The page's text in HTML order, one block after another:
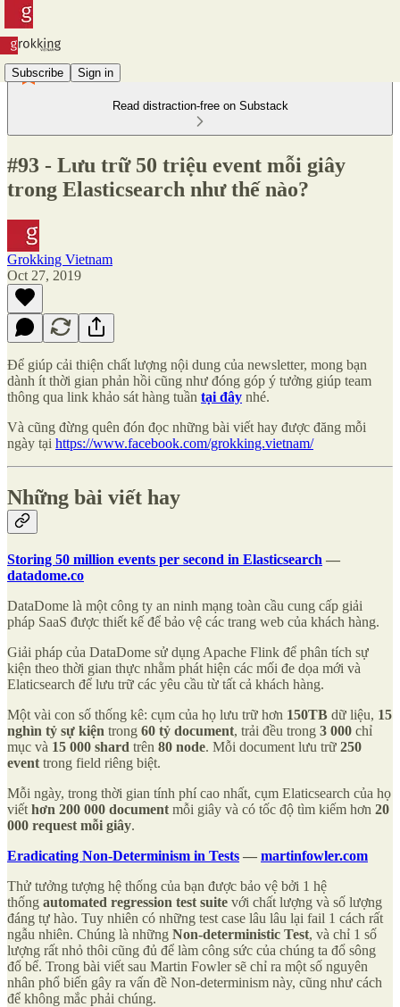
Subscribe Sign in
Read distraction-free on Substack
#93 - Lưu trữ 50 triệu event mỗi giây
trong Elasticsearch như thế nào?
Grokking Vietnam
Oct 27, 2019
Để giúp cải thiện chất lượng nội dung của newsletter, mong bạn
dành ít thời gian phản hồi cũng như đóng góp ý tưởng giúp team
thông qua link khảo sát hàng tuần tại đây nhé.
Và cũng đừng quên đón đọc những bài viết hay được đăng mỗi
ngày tại https://www.facebook.com/grokking.vietnam/
Những bài viết hay
Storing 50 million events per second in Elasticsearch —
datadome.co
DataDome là một công ty an ninh mạng toàn cầu cung cấp giải
pháp SaaS được thiết kế để bảo vệ các trang web của khách hàng.
Giải pháp của DataDome sử dụng Apache Flink để phân tích sự
kiện theo thời gian thực nhằm phát hiện các mối đe dọa mới và
Elaticsearch để lưu trữ các yêu cầu từ tất cả khách hàng.
Một vài con số thống kê: cụm của họ lưu trữ hơn 150TB dữ liệu, 15
nghìn tỷ sự kiện trong 60 tỷ document, trải đều trong 3 000 chỉ
mục và 15 000 shard trên 80 node. Mỗi document lưu trữ 250
event trong field riêng biệt.
Mỗi ngày, trong thời gian tính phí cao nhất, cụm Elaticsearch của họ
viết hơn 200 000 document mỗi giây và có tốc độ tìm kiếm hơn 20
000 request mỗi giây.
Eradicating Non-Determinism in Tests — martinfowler.com
Thử tưởng tượng hệ thống của bạn được bảo vệ bởi 1 hệ
thống automated regression test suite với chất lượng và số lượng
đáng tự hào. Tuy nhiên có những test case lâu lâu lại fail 1 cách rất
ngẫu nhiên. Chúng là những Non-deterministic Test, và chỉ 1 số
lượng rất nhỏ thôi cũng đủ để làm công sức của chúng ta đổ sông
đổ bể. Trong bài viết sau Martin Fowler sẽ chỉ ra một số nguyên
nhân phổ biến gây ra vấn đề Non-determinism này, cũng như cách
để không mắc phải chúng.